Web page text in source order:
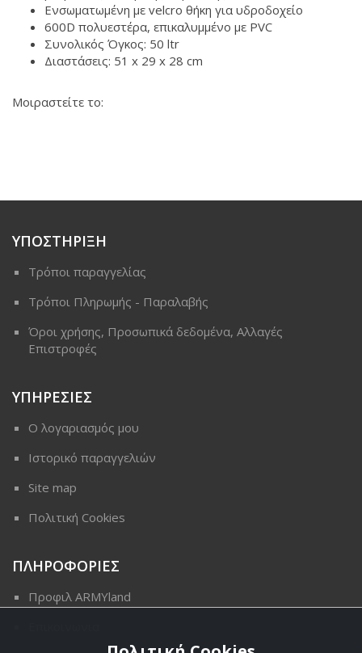
Ενσωματωμένη με velcro θήκη για υδροδοχείο
600D πολυεστέρα, επικαλυμμένο με PVC
Συνολικός Όγκος: 50 ltr
Διαστάσεις: 51 x 29 x 28 cm
Μοιραστείτε το:
ΥΠΟΣΤΗΡΙΞΗ
Τρόποι παραγγελίας
Τρόποι Πληρωμής - Παραλαβής
Όροι χρήσης, Προσωπικά δεδομένα, Αλλαγές
Επιστροφές
ΥΠΗΡΕΣΙΕΣ
Ο λογαριασμός μου
Ιστορικό παραγγελιών
Site map
Πολιτική Cookies
ΠΛΗΡΟΦΟΡΙΕΣ
Προφιλ ARMYland